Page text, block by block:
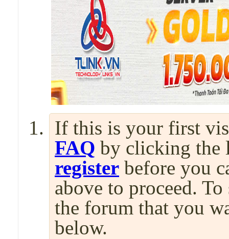
If this is your first
FAQ by clicking the
register before you
above to proceed.
the forum that you
below.